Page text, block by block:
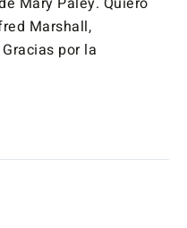
Marshall,
por la